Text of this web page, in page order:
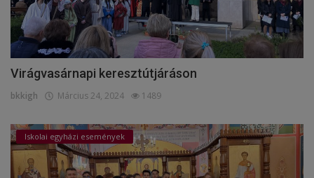
Virágvasárnapi keresztútjáráson
bkkigh Március 24, 2024 1489
Iskolai egyházi események